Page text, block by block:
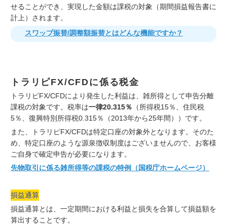
せることができ、実現した金額は課税の対象（期間損益報告書に
計上）されます。
スワップ振替/調整額振替とはどんな機能ですか？
トラリピFX/CFDに係る税金
トラリピFX/CFDにより発生した利益は、雑所得として申告分離
課税の対象です。税率は一律20.315％ （所得税15％、住民税
5％、復興特別所得税0.315％（2013年から25年間））です。
また、トラリピFX/CFDは特定口座の対象外となります。そのた
め、特定口座のような源泉徴収制度はございませんので、お客様
ご自身で確定申告が必要になります。
先物取引に係る雑所得等の課税の特例（国税庁ホームページ）
損益通算
損益通算とは、一定期間における利益と損失を合算して損益額を
算出することです。